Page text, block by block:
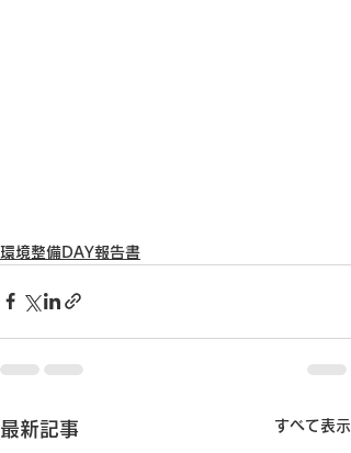
環境整備DAY報告書
最新記事 すべて表示